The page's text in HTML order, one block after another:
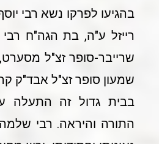
בהגיעו לפרקו נשא רבי
רייזל ע"ה, בת הגה"ח
שרייבר-סופר זצ"ל
שמעון סופר זצ"ל אבד"ק
בבית גדול זה התעלה
התורה והיראה. רבי